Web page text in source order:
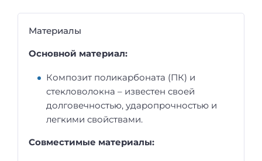
Материалы
Основной материал:
Композит поликарбоната (ПК) и
стекловолокна – известен своей
долговечностью, ударопрочностью и
легкими свойствами.
Совместимые материалы: